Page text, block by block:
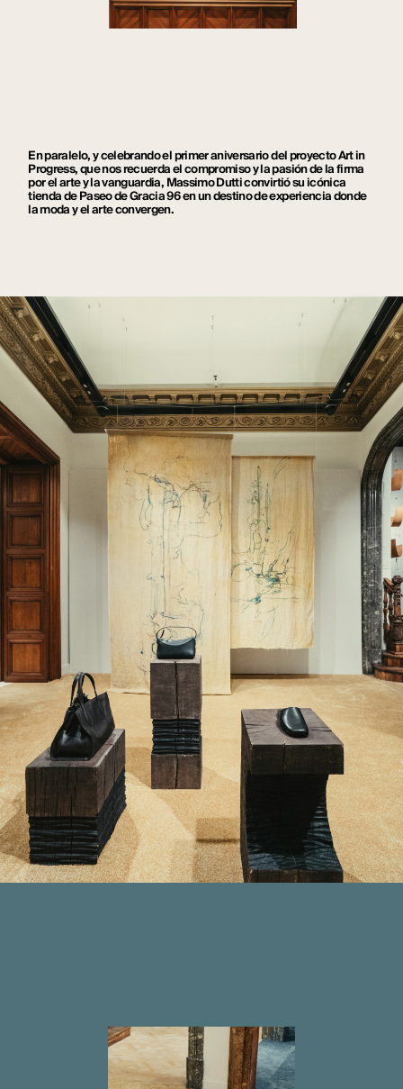
En paralelo, y celebrando el primer aniversario del proyecto Art in
Progress, que nos recuerda el compromiso y la pasión de la firma
por el arte y la vanguardia, Massimo Dutti convirtió su icónica
tienda de Paseo de Gracia 96 en un destino de experiencia donde
la moda y el arte convergen.